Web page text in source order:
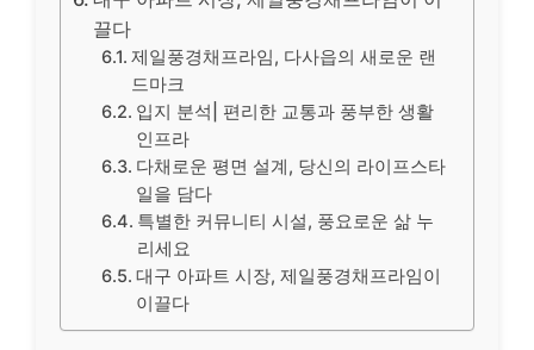
끌다
제일풍경채프라임, 다사읍의 새로운 랜
드마크
입지 분석| 편리한 교통과 풍부한 생활
인프라
다채로운 평면 설계, 당신의 라이프스타
일을 담다
특별한 커뮤니티 시설, 풍요로운 삶 누
리세요
대구 아파트 시장, 제일풍경채프라임이
이끌다